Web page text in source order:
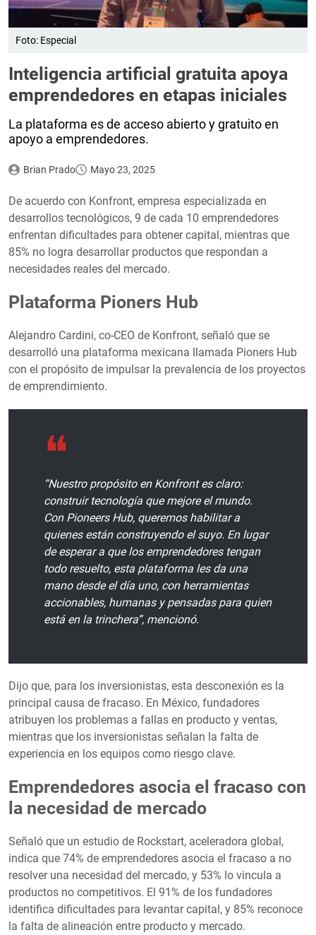
Foto: Especial
Inteligencia artificial gratuita apoya
emprendedores en etapas iniciales
La plataforma es de acceso abierto y gratuito en
apoyo a emprendedores.
Brian Prado Mayo 23, 2025
De acuerdo con Konfront, empresa especializada en
desarrollos tecnológicos, 9 de cada 10 emprendedores
enfrentan dificultades para obtener capital, mientras que
85% no logra desarrollar productos que respondan a
necesidades reales del mercado.
Plataforma Pioners Hub
Alejandro Cardini, co-CEO de Konfront, señaló que se
desarrolló una plataforma mexicana llamada Pioners Hub
con el propósito de impulsar la prevalencia de los proyectos
de emprendimiento.
“Nuestro propósito en Konfront es claro:
construir tecnología que mejore el mundo.
Con Pioneers Hub, queremos habilitar a
quienes están construyendo el suyo. En lugar
de esperar a que los emprendedores tengan
todo resuelto, esta plataforma les da una
mano desde el día uno, con herramientas
accionables, humanas y pensadas para quien
está en la trinchera”, mencionó.
Dijo que, para los inversionistas, esta desconexión es la
principal causa de fracaso. En México, fundadores
atribuyen los problemas a fallas en producto y ventas,
mientras que los inversionistas señalan la falta de
experiencia en los equipos como riesgo clave.
Emprendedores asocia el fracaso con
la necesidad de mercado
Señaló que un estudio de Rockstart, aceleradora global,
indica que 74% de emprendedores asocia el fracaso a no
resolver una necesidad del mercado, y 53% lo vincula a
productos no competitivos. El 91% de los fundadores
identifica dificultades para levantar capital, y 85% reconoce
la falta de alineación entre producto y mercado.